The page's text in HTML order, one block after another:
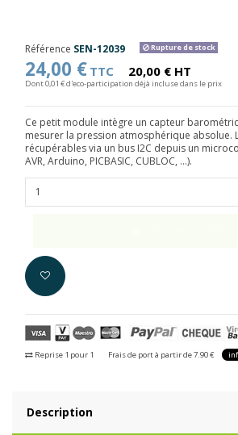
Référence SEN-12039 Rupture de stock
24,00 € TTC 20,00 € HT
Dont 0,01 € d'eco-participation déjà incluse dans le prix
Ce petit module intègre un capteur
mesurer la pression atmosphérique absolue.
récupérables via un bus I2C depuis un
AVR, Arduino, PICBASIC, CUBLOC, ...).
Reprise 1 pour 1 Frais de port à partir de 7.90 €
Description